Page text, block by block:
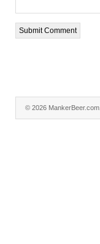
© 2026 MankerBeer.com.